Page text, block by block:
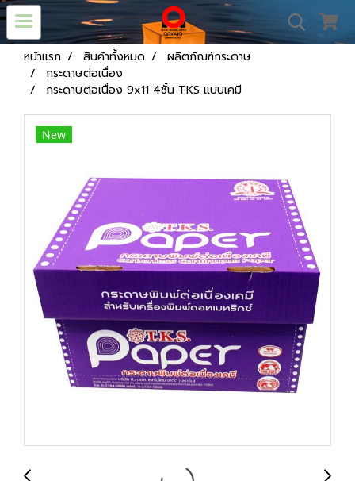
หน้าแรก สินค้าทั้งหมด
ผลิตภัณฑ์กระดาษ
กระดาษต่อเนื่อง
กระดาษต่อเนื่อง 9x11 4ชั้น TKS แบบเคมี
New